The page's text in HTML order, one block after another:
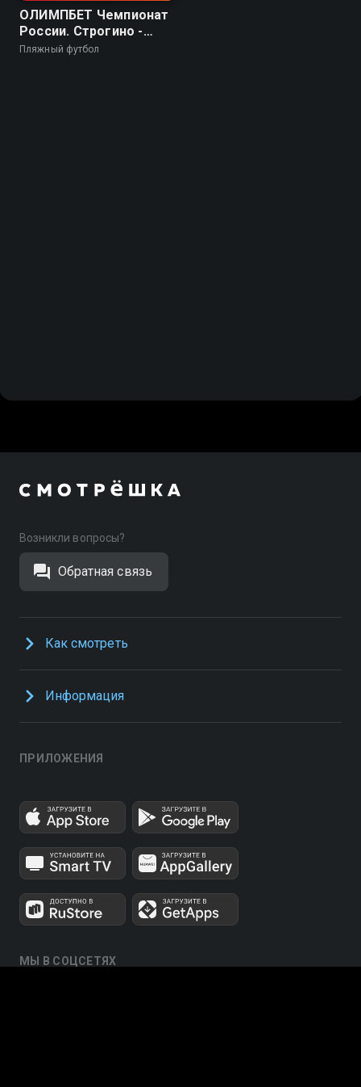
ОЛИМПБЕТ Чемпионат
России. Строгино -
Кристалл
Пляжный футбол
Возникли вопросы?
Обратная связь
Как смотреть
Информация
ПРИЛОЖЕНИЯ
МЫ В СОЦСЕТЯХ